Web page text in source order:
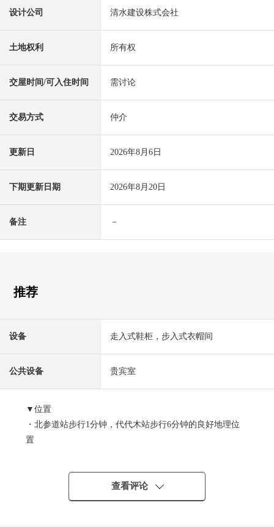
设计公司 清水建设株式会社
土地权利 所有权
交屋时间/可入住时间 需讨论
交易方式 仲介
更新日 2026年8月6日
下期更新日期 2026年8月20日
备注 －
推荐
设备 走入式鞋柜，步入式衣帽间
公共设备 贵宾室
▼位置
・北参道站步行1分钟，代代木站步行6分钟的良好地理位
置
・2023年1月建筑
查看评论